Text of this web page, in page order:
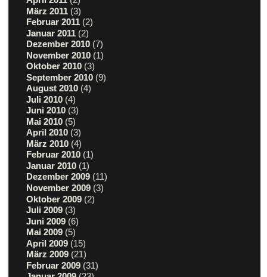
März 2011 (3)
Februar 2011 (2)
Januar 2011 (2)
Dezember 2010 (7)
November 2010 (1)
Oktober 2010 (3)
September 2010 (9)
August 2010 (4)
Juli 2010 (4)
Juni 2010 (3)
Mai 2010 (5)
April 2010 (3)
März 2010 (4)
Februar 2010 (1)
Januar 2010 (1)
Dezember 2009 (11)
November 2009 (3)
Oktober 2009 (2)
Juli 2009 (3)
Juni 2009 (6)
Mai 2009 (5)
April 2009 (15)
März 2009 (21)
Februar 2009 (31)